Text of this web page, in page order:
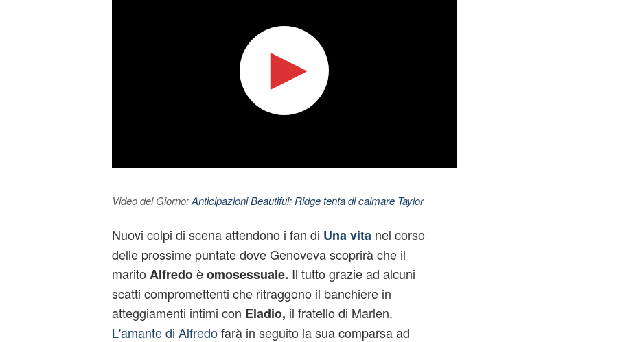
Video del Giorno:Anticipazioni Beautiful: Ridge tenta di calmare Taylor
Nuovi colpi di scena attendono i fan di Una vita nel corso
delle prossime puntate dove Genoveva scoprirà che il
marito Alfredoèomosessuale. Il tutto grazie ad alcuni
scatti compromettenti che ritraggono il banchiere in
atteggiamenti intimi con Eladio, il fratello di Marlen.
L'amante di Alfredofarà in seguito la sua comparsa ad